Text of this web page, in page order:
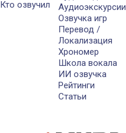
Кто озвучил
Аудиоэкскурсии
Озвучка игр
Перевод /
Локализация
Хрономер
Школа вокала
ИИ озвучка
Рейтинги
Статьи